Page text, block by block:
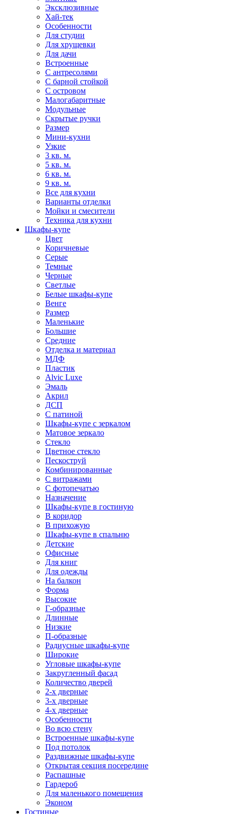
Эксклюзивные
Хай-тек
Особенности
Для студии
Для хрущевки
Для дачи
Встроенные
С антресолями
С барной стойкой
С островом
Малогабаритные
Модульные
Скрытые ручки
Размер
Мини-кухни
Узкие
3 кв. м.
5 кв. м.
6 кв. м.
9 кв. м.
Все для кухни
Варианты отделки
Мойки и смесители
Техника для кухни
Шкафы-купе
Цвет
Коричневые
Серые
Темные
Черные
Светлые
Белые шкафы-купе
Венге
Размер
Маленькие
Большие
Средние
Отделка и материал
МДФ
Пластик
Alvic Luxe
Эмаль
Акрил
ДСП
С патиной
Шкафы-купе с зеркалом
Матовое зеркало
Стекло
Цветное стекло
Пескоструй
Комбинированные
С витражами
С фотопечатью
Назначение
Шкафы-купе в гостиную
В коридор
В прихожую
Шкафы-купе в спальню
Детские
Офисные
Для книг
Для одежды
На балкон
Форма
Высокие
Г-образные
Длинные
Низкие
П-образные
Радиусные шкафы-купе
Широкие
Угловые шкафы-купе
Закругленный фасад
Количество дверей
2-х дверные
3-х дверные
4-х дверные
Особенности
Во всю стену
Встроенные шкафы-купе
Под потолок
Раздвижные шкафы-купе
Открытая секция посередине
Распашные
Гардероб
Для маленького помещения
Эконом
Гостиные